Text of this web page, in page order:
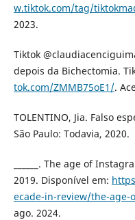
w.tiktok.com/tag/
2023.
Tiktok
depois da Bichectomia.
tok.com/ZMMB75oE1/.
TOLENTINO, Jia. Falso
São Paulo: Todavia, 2020.
______. The age of
2019. Disponível em:
ecade-in-review/the-age-
ago. 2024.